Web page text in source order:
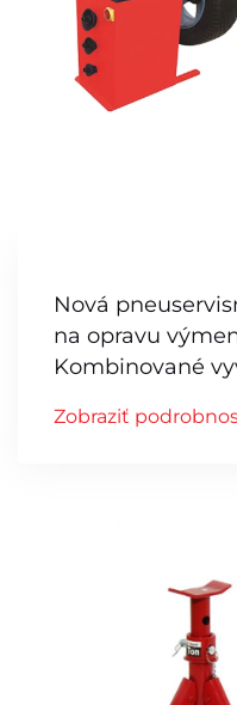
Nová
na opravu
Kombinované
Zobraziť